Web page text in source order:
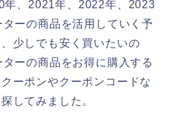
年、2021年、2022年、2023
ーの商品を活用していく予
少しでも安く買いたいの
ーの商品をお得に購入する
ーポンやクーポンコードな
してみました。